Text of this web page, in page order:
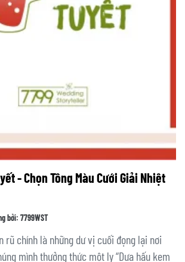
- Chọn Tông Màu Cưới Giải Nhiệt
bởi: 7799WST
rũ chính là những dư vị cuối đọng lại nơi
mình thưởng thức một ly “Dưa hấu kem